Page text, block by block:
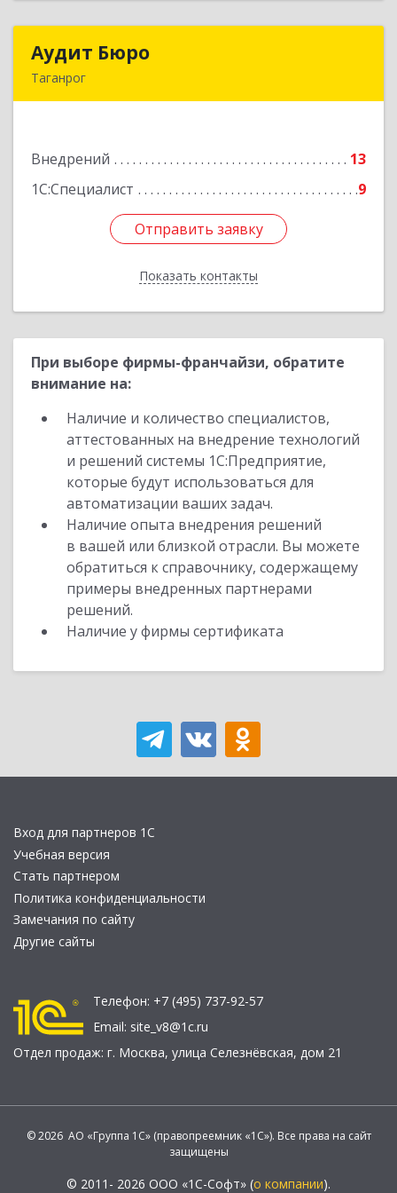
Аудит Бюро
Таганрог
Внедрений
13
1С:Специалист
9
Отправить заявку
Показать контакты
Подробнее
Отправить заявку
Назад
При выборе фирмы-франчайзи, обратите
внимание на:
Наличие и количество специалистов,
аттестованных на внедрение технологий
и решений системы 1С:Предприятие,
которые будут использоваться для
автоматизации ваших задач.
Наличие опыта внедрения решений
в вашей или близкой отрасли. Вы можете
обратиться к справочнику, содержащему
примеры внедренных партнерами
решений.
Наличие у фирмы сертификата
Вход для партнеров 1С
Учебная версия
Стать партнером
Политика конфиденциальности
Замечания по сайту
Другие сайты
Телефон: +7 (495) 737-92-57
Email: site_v8@1c.ru
Отдел продаж: г. Москва, улица Селезнёвская, дом 21
© 2026 АО «Группа 1С» (правопреемник «1С»). Все права на сайт
защищены
© 2011- 2026 ООО «1С-Софт» (о компании).